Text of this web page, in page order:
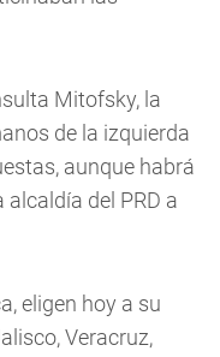
Mitofsky, la
de la izquierda
aunque habrá
del PRD a
eligen hoy a su
Veracruz,